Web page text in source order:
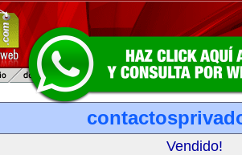
Vendido!